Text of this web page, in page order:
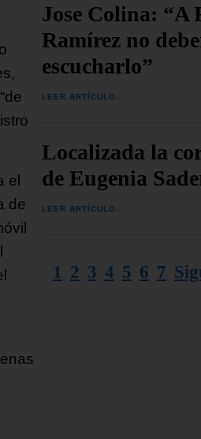
el
de
Jose Colina: “A
Ramírez no
escucharlo”
LEER ARTÍCULO...
Localizada la
de Eugenia
LEER ARTÍCULO...
1 2 3 4 5 6 7